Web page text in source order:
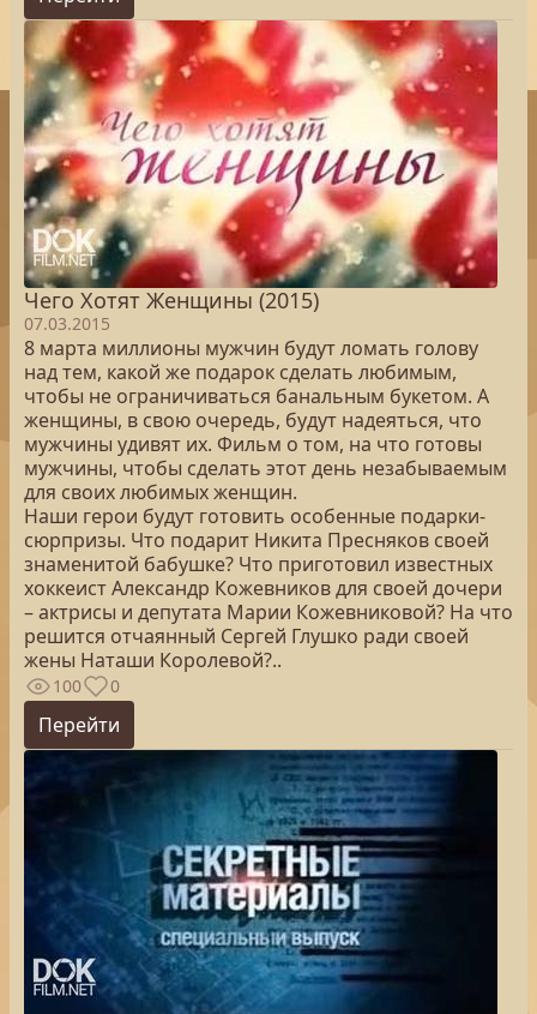
Чего Хотят Женщины (2015)
07.03.2015
8 марта миллионы мужчин будут ломать голову
над тем, какой же подарок сделать любимым,
чтобы не ограничиваться банальным букетом. А
женщины, в свою очередь, будут надеяться, что
мужчины удивят их. Фильм о том, на что готовы
мужчины, чтобы сделать этот день незабываемым
для своих любимых женщин.
Наши герои будут готовить особенные подарки-
сюрпризы. Что подарит Никита Пресняков своей
знаменитой бабушке? Что приготовил известных
хоккеист Александр Кожевников для своей дочери
– актрисы и депутата Марии Кожевниковой? На что
решится отчаянный Сергей Глушко ради своей
жены Наташи Королевой?..
100 0
Перейти